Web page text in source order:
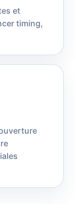
et
timing,